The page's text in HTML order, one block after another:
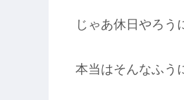
じゃあ休日やろう
本当はそんなふう